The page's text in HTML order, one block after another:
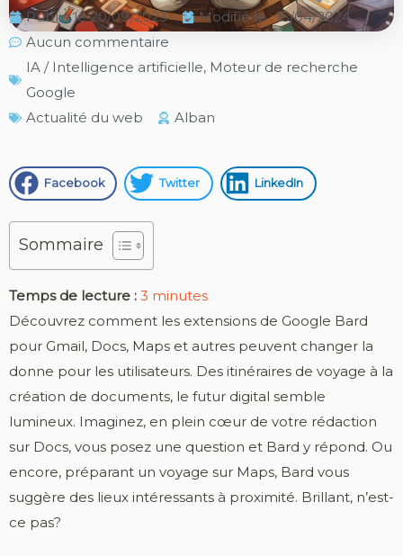
Publié le 20/09/2023
Modifié le : 15/04/2024
Aucun commentaire
IA / Intelligence artificielle, Moteur de recherche
Google
Actualité du web
Alban
Facebook Twitter LinkedIn
Sommaire
Temps de lecture : 3 minutes
Découvrez comment les extensions de Google Bard
pour Gmail, Docs, Maps et autres peuvent changer la
donne pour les utilisateurs. Des itinéraires de voyage à la
création de documents, le futur digital semble
lumineux. Imaginez, en plein cœur de votre rédaction
sur Docs, vous posez une question et Bard y répond. Ou
encore, préparant un voyage sur Maps, Bard vous
suggère des lieux intéressants à proximité. Brillant, n’est-
ce pas?